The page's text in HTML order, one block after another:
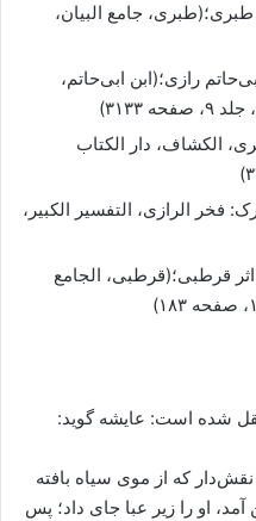
جامع البیان،
رازی؛(ابن ابی‌حاتم،
الکشاف،‌ دار الکتاب
فخر الرازی، التفسیر الکبیر،
قرطبی؛(قرطبی، الجامع
شده است: عایشه گوید:
که از موی سیاه بافته
او را زیر عبا جای داد؛ پس